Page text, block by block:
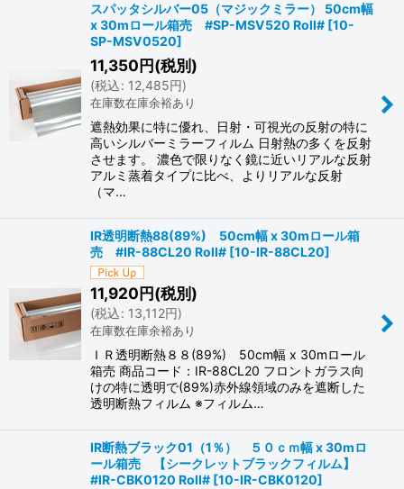
スパッタシルバー05（マジックミラー） 50cm幅
x 30mロール箱売 #SP-MSV520 Roll# [10-
SP-MSV0520]
11,350円(税別)
(税込: 12,485円)
在庫数在庫余裕あり
遮熱効果に特に優れ、日射・可視光の反射の特に
高いシルバーミラーフィルム 日射熱の多くを反射
させます。 濃色で限りなく鏡に近いリアルな反射
アルミ蒸着タイプに比べ、よりリアルな反射
（マ…
IR透明断熱88(89%) 50cm幅 x 30mロール箱
売 #IR-88CL20 Roll# [10-IR-88CL20]
11,920円(税別)
(税込: 13,112円)
在庫数在庫余裕あり
ＩＲ透明断熱８８(89%) 50cm幅 x 30mロール
箱売 商品コード：IR-88CL20 フロントガラス向
けの特に透明で(89%)赤外線領域のみを遮断した
透明断熱フィルム ※フィルム…
IR断熱ブラック01（1％） ５０ｃｍ幅 x 30mロ
ール箱売 【シークレットブラックフィルム】
#IR-CBK0120 Roll# [10-IR-CBK0120]